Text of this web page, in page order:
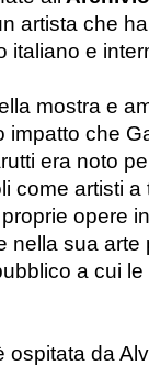
artista che
italiano e
mostra e
che
era noto
come artisti a
opere
nella sua arte
a cui
da